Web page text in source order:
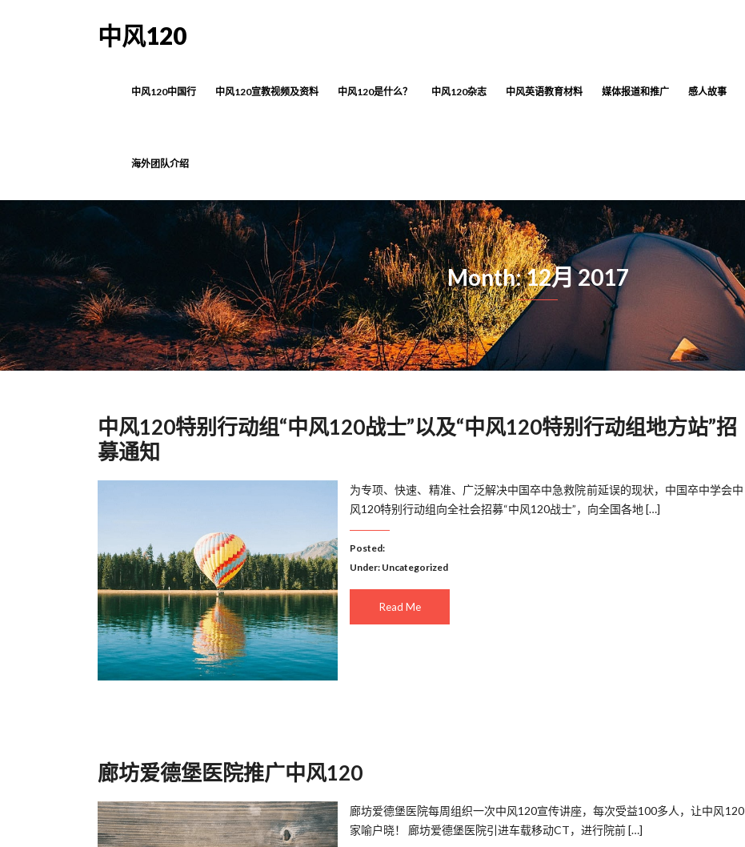
中风120
中风120中国行 中风120宣教视频及资料 中风120是什么？ 中风120杂志 中风英语教育材料 媒体报道和推广 感人故事
海外团队介绍
Month: 12月 2017
中风120特别行动组“中风120战士”以及“中风120特别行动组地方站”招
募通知
为专项、快速、精准、广泛解决中国卒中急救院前延误的现状，中国卒中学会中
风120特别行动组向全社会招募“中风120战士”，向全国各地 […]
Posted:
Under: Uncategorized
Read Me
廊坊爱德堡医院推广中风120
廊坊爱德堡医院每周组织一次中风120宣传讲座，每次受益100多人，让中风120
家喻户晓！ 廊坊爱德堡医院引进车载移动CT，进行院前 […]